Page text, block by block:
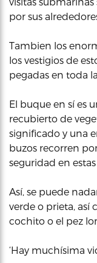
por sus
Tambien los
los vestigios de
pegadas en toda
El buque en sí es
recubierto de
significado y una
buzos recorren
seguridad en
Así, se puede
verde o prieta, así
cochito o el pez
‘Hay muchísima